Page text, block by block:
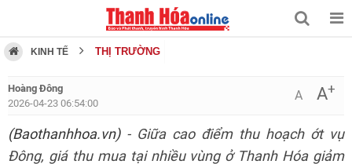
KINH TẾ THỊ TRƯỜNG
Hoàng Đông
2026-04-23 06:54:00
A A+
(Baothanhhoa.vn)- Giữa cao điểm thu hoạch ớt vụ
Đông, giá thu mua tại nhiều vùng ở Thanh Hóa giảm